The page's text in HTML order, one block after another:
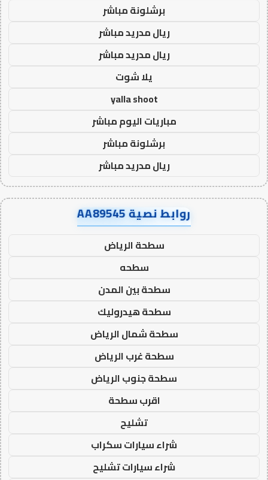
برشلونة مباشر
ريال مدريد مباشر
ريال مدريد مباشر
يلا شوت
yalla shoot
مباريات اليوم مباشر
برشلونة مباشر
ريال مدريد مباشر
روابط نصية AA89545
سطحة الرياض
سطحه
سطحة بين المدن
سطحة هيدروليك
سطحة شمال الرياض
سطحة غرب الرياض
سطحة جنوب الرياض
اقرب سطحة
تشليح
شراء سيارات سكراب
شراء سيارات تشليح